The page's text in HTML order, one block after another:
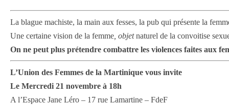
La blague machiste, la main aux fesses, la pub qui présente la
Une certaine vision de la femme objetnaturel de la convoitise
On ne peut plus prétendre combattre les violences faites aux
L’Union des Femmes de la Martinique vous invite
Le Mercredi 21 novembre à 18h
A l’Espace Jane Léro – 17 rue Lamartine – FdeF